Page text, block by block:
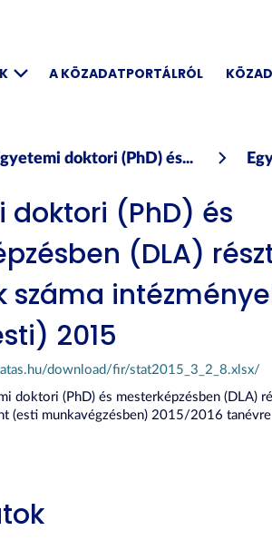
A KÖZADATPORTÁLRÓL
doktori (PhD) és...
doktori (PhD) és
(DLA)
száma
2015
download/fir/stat2015_3_2_8.xlsx/
doktori (PhD) és mesterképzésben (DLA)
(esti munkavégzésben) 2015/2016 tanévre